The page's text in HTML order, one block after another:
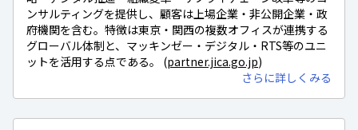
ンサルティングを提供し、顧客は上場企業・非公開企業・政
府機関を含む。特徴は東京・関西の複数オフィスが連携する
グローバル体制と、マッキンゼー・デジタル・RTS等のユニ
ットを活用する点である。 (partner.jica.go.jp)
さらに詳しくみる